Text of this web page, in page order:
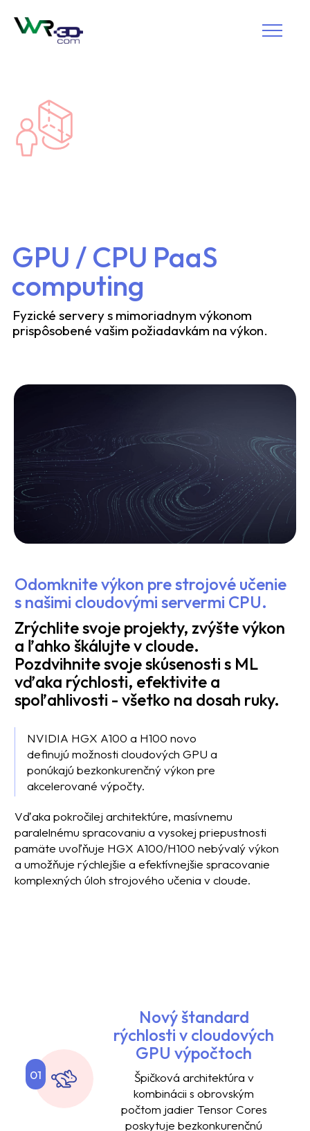
GPU / CPU PaaS
computing
Fyzické servery s mimoriadnym výkonom
prispôsobené vašim požiadavkám na výkon.
Odomknite výkon pre strojové učenie
s našimi cloudovými servermi CPU.
Zrýchlite svoje projekty, zvýšte výkon
a ľahko škálujte v cloude.
Pozdvihnite svoje skúsenosti s ML
vďaka rýchlosti, efektivite a
spoľahlivosti - všetko na dosah ruky.
NVIDIA HGX A100 a H100 novo
definujú možnosti cloudových GPU a
ponúkajú bezkonkurenčný výkon pre
akcelerované výpočty.
Vďaka pokročilej architektúre, masívnemu
paralelnému spracovaniu a vysokej priepustnosti
pamäte uvoľňuje HGX A100/H100 nebývalý výkon
a umožňuje rýchlejšie a efektívnejšie spracovanie
komplexných úloh strojového učenia v cloude.
01
Nový štandard
rýchlosti v cloudových
GPU výpočtoch
Špičková architektúra v
kombinácii s obrovským
počtom jadier Tensor Cores
poskytuje bezkonkurenčnú